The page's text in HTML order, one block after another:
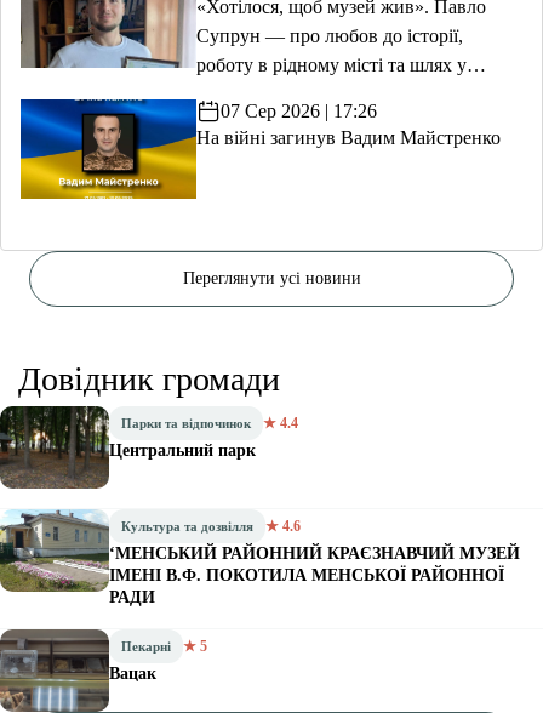
«Хотілося, щоб музей жив». Павло
Супрун — про любов до історії,
роботу в рідному місті та шлях у
07 Сер 2026 | 17:26
На війні загинув Вадим Майстренко
Переглянути усі новини
Довідник громади
Парки та відпочинок ★ 4.4
Центральний парк
Культура та дозвілля ★ 4.6
‘МЕНСЬКИЙ РАЙОННИЙ КРАЄЗНАВЧИЙ МУЗЕЙ
ІМЕНІ В.Ф. ПОКОТИЛА МЕНСЬКОЇ РАЙОННОЇ
РАДИ
Пекарні ★ 5
Вацак